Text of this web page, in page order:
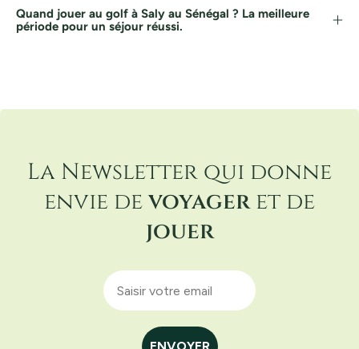
Quand jouer au golf à Saly au Sénégal ? La meilleure
période pour un séjour réussi.
La Newsletter qui donne
envie devoyageret de
jouer